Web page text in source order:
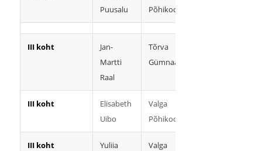
Puusalu
Põhikool
III koht
Jan-
Martti
Raal
Tõrva
Gümnaasium
III koht
Elisabeth
Uibo
Valga
Põhikool
III koht
Yuliia
Valga